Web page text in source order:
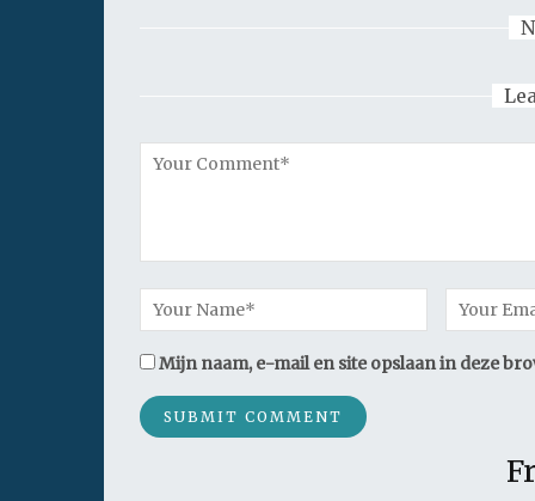
Mijn naam, e-mail en site opslaan in deze